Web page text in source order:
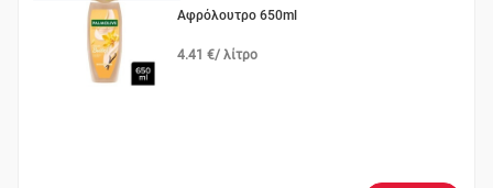
Αφρόλουτρο 650ml
4.41 €/ λίτρο